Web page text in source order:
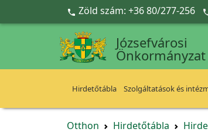
Ugrás a fő tartalomra
 Zöld szám: +36 80/277-256
Józsefvárosi
Önkormányzat
Hirdetőtábla Szolgáltatások és
Otthon Hirdetőtábla